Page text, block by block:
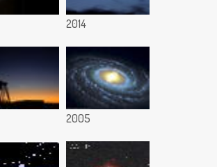
2014
2005